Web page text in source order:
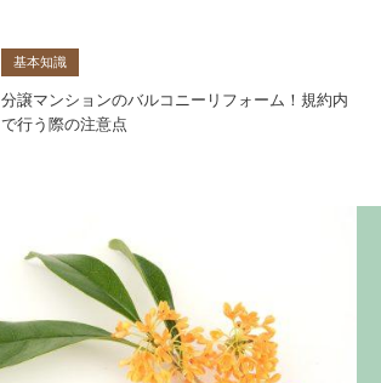
基本知識
分譲マンションのバルコニーリフォーム！規約内
で行う際の注意点